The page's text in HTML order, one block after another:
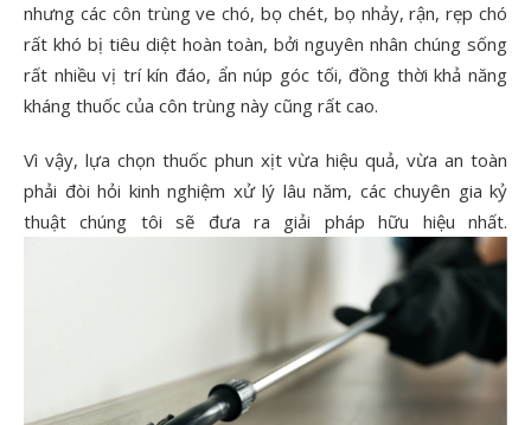
nhưng các côn trùng ve chó, bọ chét, bọ nhảy, rận, rẹp chó
rất khó bị tiêu diệt hoàn toàn, bởi nguyên nhân chúng sống
rất nhiều vị trí kín đáo, ẩn núp góc tối, đồng thời khả năng
kháng thuốc của côn trùng này cũng rất cao.
Vì vậy, lựa chọn thuốc phun xịt vừa hiệu quả, vừa an toàn
phải đòi hỏi kinh nghiệm xử lý lâu năm, các chuyên gia kỷ
thuật chúng tôi sẽ đưa ra giải pháp hữu hiệu nhất.